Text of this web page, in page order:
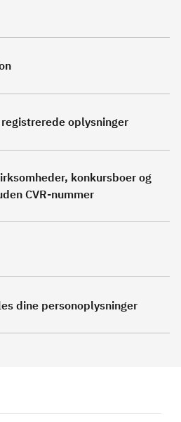
oplysninger
konkursboer og
CVR-nummer
dine personoplysninger